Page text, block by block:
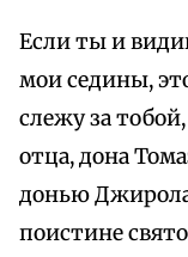
Если ты и
мои седины,
слежу за
отца, дона
донью
поистине